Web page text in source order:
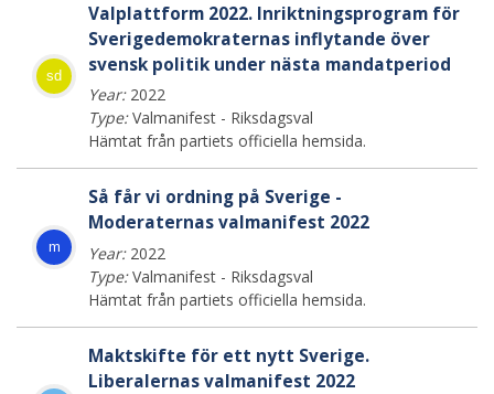
sd
Valplattform 2022. Inriktningsprogram för
Sverigedemokraternas inflytande över
svensk politik under nästa mandatperiod
Year:2022
Type:Valmanifest - Riksdagsval
Hämtat från partiets officiella hemsida.
m
Så får vi ordning på Sverige -
Moderaternas valmanifest 2022
Year:2022
Type:Valmanifest - Riksdagsval
Hämtat från partiets officiella hemsida.
Maktskifte för ett nytt Sverige.
Liberalernas valmanifest 2022